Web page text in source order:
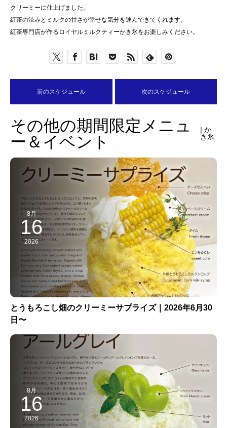
クリーミーに仕上げました。
紅茶の渋みとミルクの甘さが幸せな気分を運んできてくれます。
紅茶専門店が作るロイヤルミルクティーかき氷をお楽しみください。
前のスケジュール 次のスケジュール
その他の期間限定メニュ
ー＆イベント
| か
き氷
8月
16
2026
とうもろこし畑のクリーミーサプライズ｜2026年6月30
日〜
8月
16
2026